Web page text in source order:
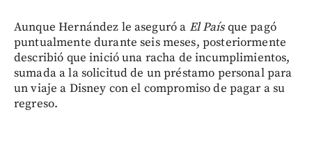
Aunque Hernández le aseguró a El Paísque pagó
puntualmente durante seis meses, posteriormente
describió que inició una racha de incumplimientos,
sumada a la solicitud de un préstamo personal para
un viaje a Disney con el compromiso de pagar a su
regreso.